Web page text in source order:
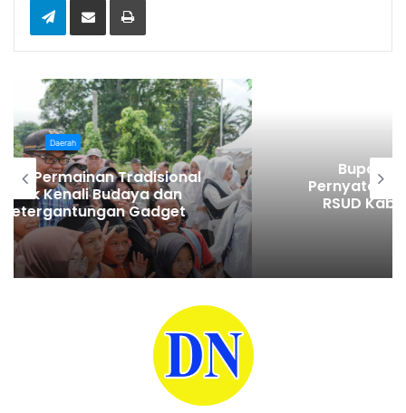
Daerah
Bupati Karo Serahkan Surat
Pernyataan Resmi Penyerahan Aset
RSUD Kabanjahe ke Moderamen
GBKP